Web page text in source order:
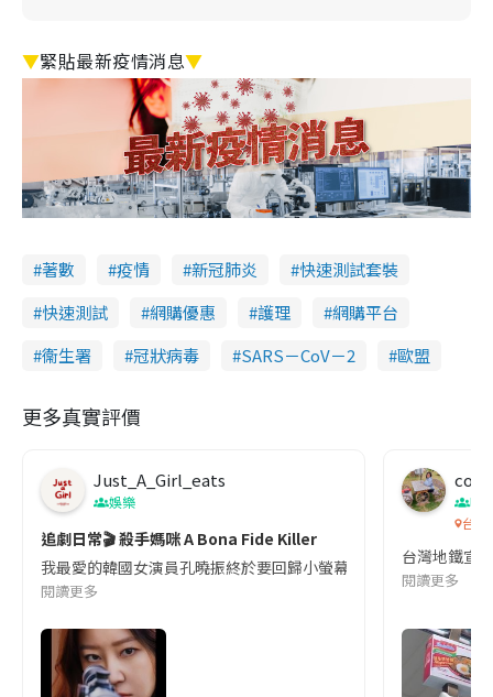
▼緊貼最新疫情消息▼
著數 疫情 新冠肺炎
快速測試套裝
快速測試
網購優惠 護理
網購平台
衞生署
冠狀病毒 SARS－CoV－2 歐盟
更多真實評價
Just_A_Girl_eats
娛樂
追劇日常🎬 殺手媽咪 A Bona Fide Killer
我最愛的韓國女演員孔曉振終於要回歸小螢幕啦!這次的劇本改編
閱讀更多
co
吹
台灣
台灣地鐵宣
閱讀更多